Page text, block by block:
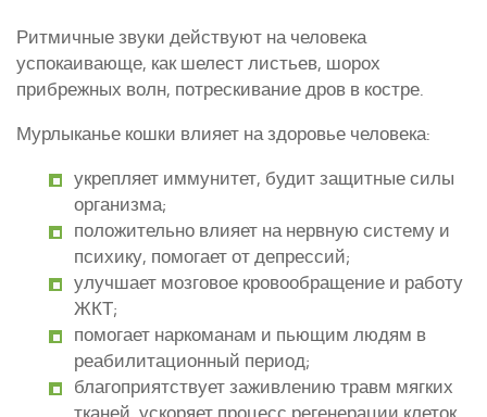
Ритмичные звуки действуют на человека
успокаивающе, как шелест листьев, шорох
прибрежных волн, потрескивание дров в костре.
Мурлыканье кошки влияет на здоровье человека:
укрепляет иммунитет, будит защитные силы
организма;
положительно влияет на нервную систему и
психику, помогает от депрессий;
улучшает мозговое кровообращение и работу
ЖКТ;
помогает наркоманам и пьющим людям в
реабилитационный период;
благоприятствует заживлению травм мягких
тканей, ускоряет процесс регенерации клеток.